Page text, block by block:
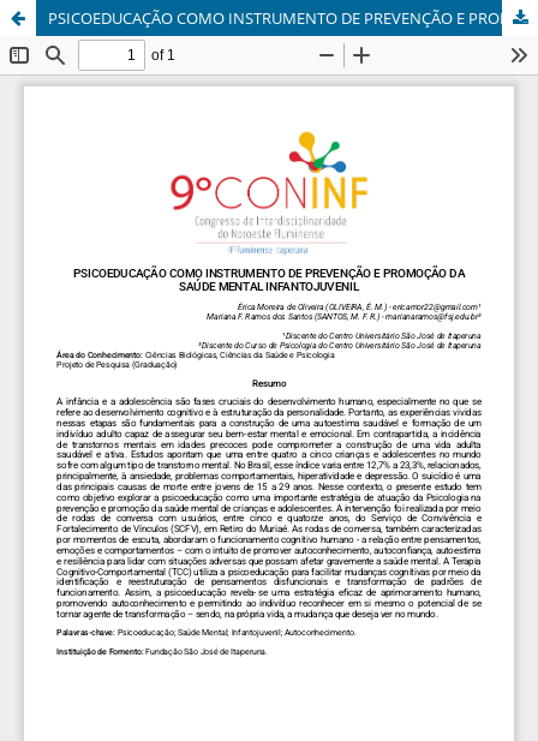
PSICOEDUCAÇÃO COMO INSTRUMENTO DE PREVENÇÃO E PROMOÇÃO DA SAÚDE MENTAL INFANTOJUVENIL